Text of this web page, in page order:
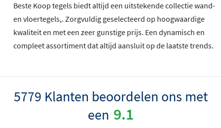
Beste Koop tegels biedt altijd een uitstekende collectie wand-
en vloertegels,. Zorgvuldig geselecteerd op hoogwaardige
kwaliteit en met een zeer gunstige prijs. Een dynamisch en
compleet assortiment dat altijd aansluit op de laatste trends.
5779 Klanten beoordelen ons met
een 9.1